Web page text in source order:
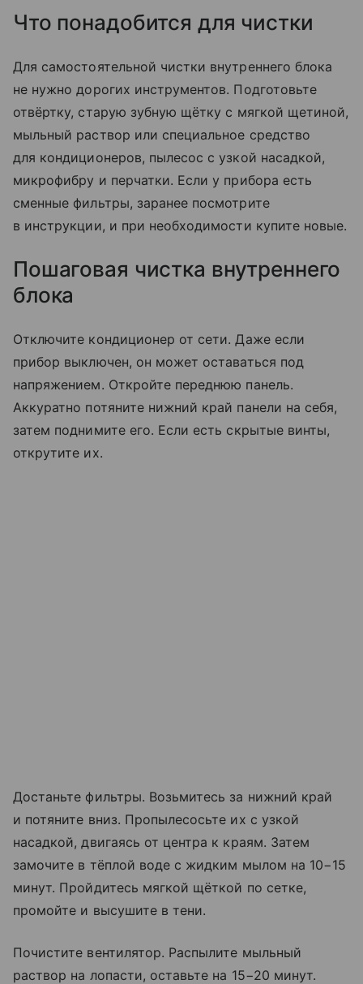
Что понадобится для чистки
Для самостоятельной чистки внутреннего блока
не нужно дорогих инструментов. Подготовьте
отвёртку, старую зубную щётку с мягкой щетиной,
мыльный раствор или специальное средство
для кондиционеров, пылесос с узкой насадкой,
микрофибру и перчатки. Если у прибора есть
сменные фильтры, заранее посмотрите
в инструкции, и при необходимости купите новые.
Пошаговая чистка внутреннего
блока
Отключите кондиционер от сети. Даже если
прибор выключен, он может оставаться под
напряжением. Откройте переднюю панель.
Аккуратно потяните нижний край панели на себя,
затем поднимите его. Если есть скрытые винты,
открутите их.
Достаньте фильтры. Возьмитесь за нижний край
и потяните вниз. Пропылесосьте их с узкой
насадкой, двигаясь от центра к краям. Затем
замочите в тёплой воде с жидким мылом на 10−15
минут. Пройдитесь мягкой щёткой по сетке,
промойте и высушите в тени.
Почистите вентилятор. Распылите мыльный
раствор на лопасти, оставьте на 15−20 минут.